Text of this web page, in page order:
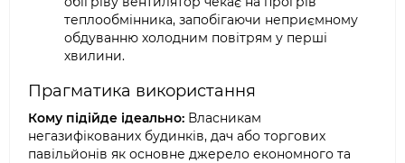
теплообмінника, запобігаючи неприємному
обдуванню холодним повітрям у перші
хвилини.
Прагматика використання
Кому підійде ідеально: Власникам
негазифікованих будинків, дач або торгових
павільйонів як основне джерело економного та